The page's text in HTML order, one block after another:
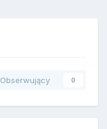
Obserwujący 0